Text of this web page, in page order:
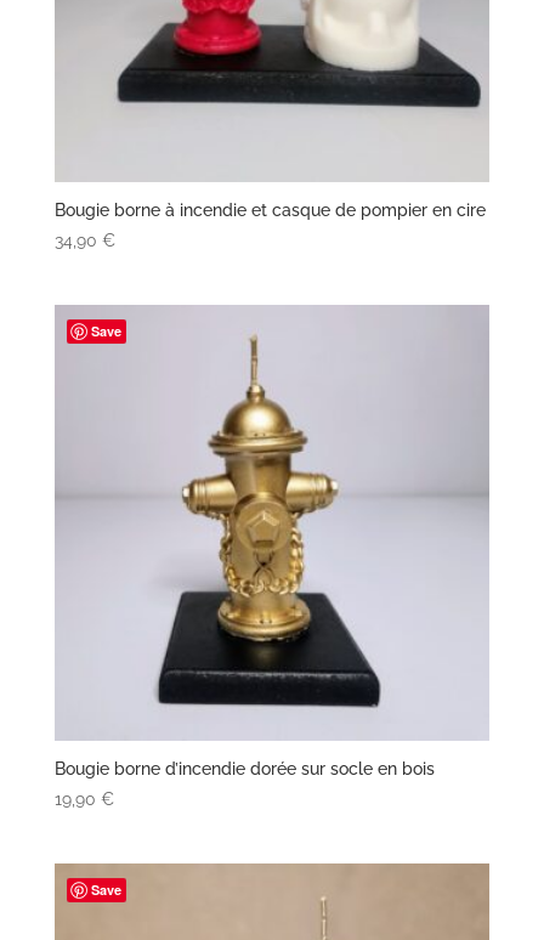
Bougie borne à incendie et casque de pompier en cire
34,90 €
Save
Bougie borne d’incendie dorée sur socle en bois
19,90 €
Save